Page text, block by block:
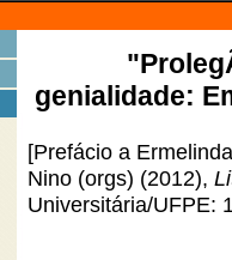
genialidade:
[Prefácio a
Nino (orgs) (2012),
Universitária/UFPE: